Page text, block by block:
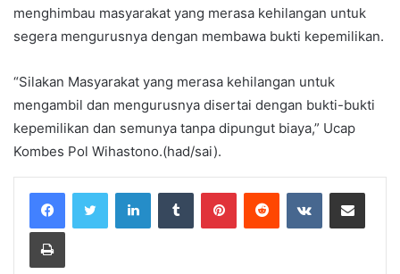
menghimbau masyarakat yang merasa kehilangan untuk
segera mengurusnya dengan membawa bukti kepemilikan.
“Silakan Masyarakat yang merasa kehilangan untuk
mengambil dan mengurusnya disertai dengan bukti-bukti
kepemilikan dan semunya tanpa dipungut biaya,” Ucap
Kombes Pol Wihastono.(had/sai).
LinkedInTumblr PinterestReddit VKontakteShare via Email
Print